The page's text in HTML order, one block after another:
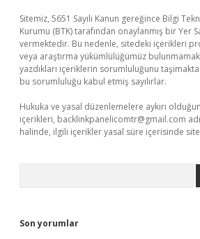
Sitemiz, 5651 Sayılı Kanun gereğince Bilgi
Kurumu (BTK) tarafından onaylanmış bir Yer
vermektedir. Bu nedenle, sitedeki içerikleri
veya araştırma yükümlülüğümüz
yazdıkları içeriklerin sorumluluğunu
bu sorumluluğu kabul etmiş sayılırlar.
Hukuka ve yasal düzenlemelere aykırı
içerikleri, backlinkpanelicomtr@gmail.com
halinde, ilgili içerikler yasal süre içerisinde
Son yorumlar